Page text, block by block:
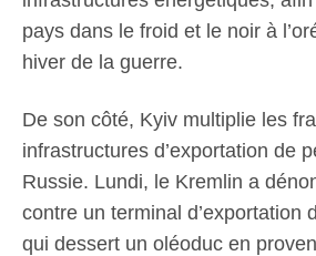
pays dans le froid et le noir à
hiver de la guerre.
De son côté, Kyiv multiplie les
infrastructures d’exportation de
Russie. Lundi, le Kremlin a
contre un terminal d’exportation
qui dessert un oléoduc en